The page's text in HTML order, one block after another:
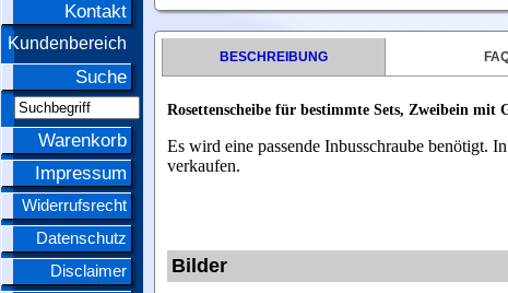
Kontakt
Kundenbereich
Suche
Warenkorb
Impressum
Widerrufsrecht
Datenschutz
Disclaimer
BESCHREIBUNG
Rosettenscheibe für bestimmte Sets, Zweibein mit
Es wird eine passende Inbusschraube benötigt.
verkaufen.
Bilder